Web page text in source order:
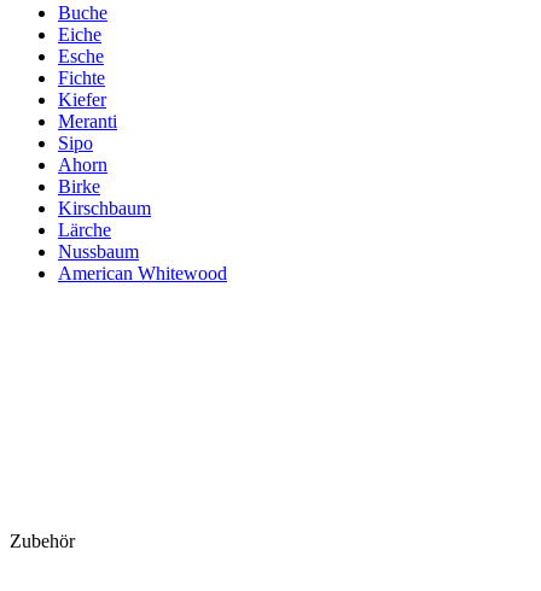
Buche
Eiche
Esche
Fichte
Kiefer
Meranti
Sipo
Ahorn
Birke
Kirschbaum
Lärche
Nussbaum
American Whitewood
Zubehör